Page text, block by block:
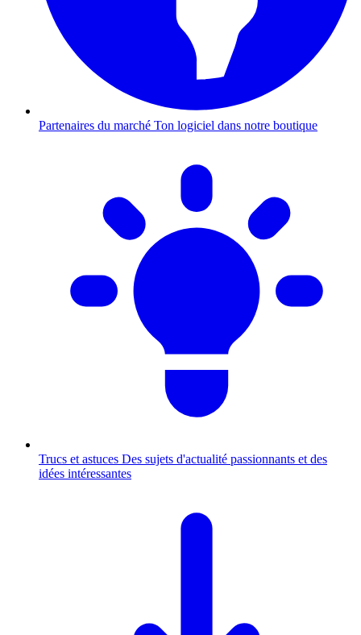
Partenaires du marché Ton logiciel dans notre boutique
Trucs et astuces Des sujets d'actualité passionnants et des
idées intéressantes